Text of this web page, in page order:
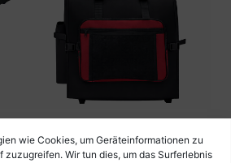
wie Cookies, um Geräteinformationen zu
zuzugreifen. Wir tun dies, um das Surferlebnis
Trolley-Bag 48 Bässe